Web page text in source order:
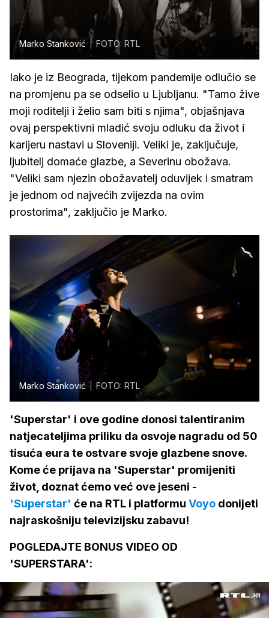
Marko Stanković FOTO: RTL
Iako je iz Beograda, tijekom pandemije odlučio se
na promjenu pa se odselio u Ljubljanu. "Tamo žive
moji roditelji i želio sam biti s njima", objašnjava
ovaj perspektivni mladić svoju odluku da život i
karijeru nastavi u Sloveniji. Veliki je, zaključuje,
ljubitelj domaće glazbe, a Severinu obožava.
"Veliki sam njezin obožavatelj oduvijek i smatram
je jednom od najvećih zvijezda na ovim
prostorima", zaključio je Marko.
Marko Stanković FOTO: RTL
'Superstar' i ove godine donosi talentiranim
natjecateljima priliku da osvoje nagradu od 50
tisuća eura te ostvare svoje glazbene snove.
Kome će prijava na 'Superstar' promijeniti
život, doznat ćemo već ove jeseni -
'Superstar' će na RTL i platformu Voyo donijeti
najraskošniju televizijsku zabavu!
POGLEDAJTE BONUS VIDEO OD
'SUPERSTARA':